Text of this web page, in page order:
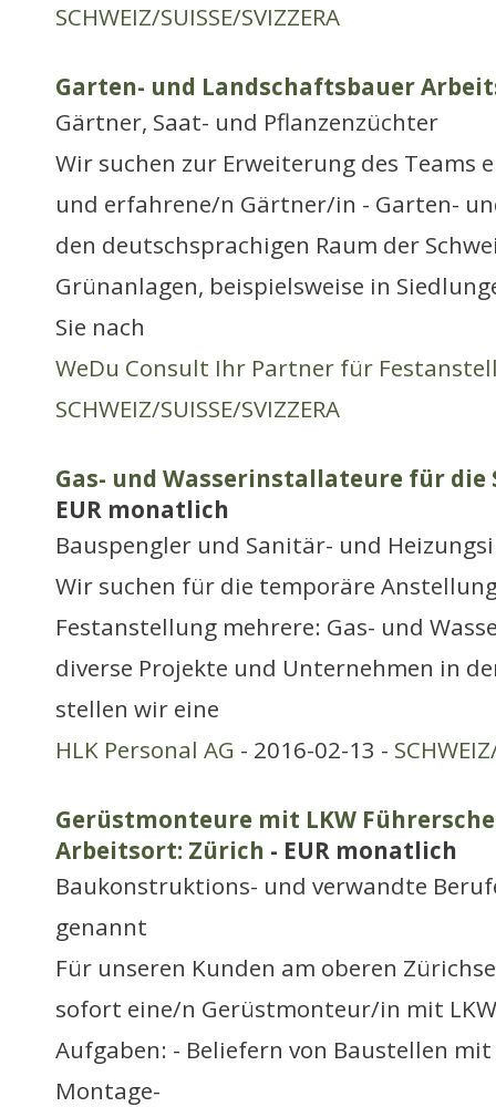
SCHWEIZ/SUISSE/SVIZZERA
Garten- und Landschaftsbauer
Gärtner, Saat- und Pflanzenzüchter
Wir suchen zur Erweiterung des Teams
und erfahrene/n Gärtner/in - Garten-
den deutschsprachigen Raum der
Grünanlagen, beispielsweise in
Sie nach
WeDu Consult Ihr Partner für
SCHWEIZ/SUISSE/SVIZZERA
Gas- und Wasserinstallateure für
EUR monatlich
Bauspengler und Sanitär- und
Wir suchen für die temporäre
Festanstellung mehrere: Gas- und
diverse Projekte und Unternehmen in
stellen wir eine
HLK Personal AG - 2016-02-13 -
Gerüstmonteure mit LKW
Arbeitsort: Zürich - EUR monatlich
Baukonstruktions- und verwandte
genannt
Für unseren Kunden am oberen
sofort eine/n Gerüstmonteur/in mit
Aufgaben: - Beliefern von Baustellen
Montage-